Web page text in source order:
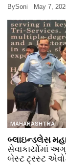
BySoni May 7,
MAHARASHTRA
બ્લાઇન્ડલેસ
સેવાકાર્યોમાં
બેસ્ટ ટ્રસ્ટ